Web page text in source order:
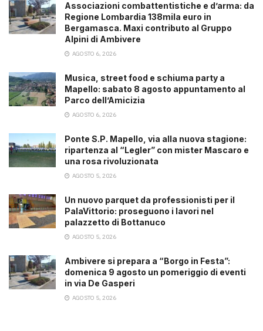
Associazioni combattentistiche e d’arma: da
Regione Lombardia 138mila euro in
Bergamasca. Maxi contributo al Gruppo
Alpini di Ambivere
AGOSTO 6, 2026
Musica, street food e schiuma party a
Mapello: sabato 8 agosto appuntamento al
Parco dell’Amicizia
AGOSTO 6, 2026
Ponte S.P. Mapello, via alla nuova stagione:
ripartenza al “Legler” con mister Mascaro e
una rosa rivoluzionata
AGOSTO 5, 2026
Un nuovo parquet da professionisti per il
PalaVittorio: proseguono i lavori nel
palazzetto di Bottanuco
AGOSTO 5, 2026
Ambivere si prepara a “Borgo in Festa”:
domenica 9 agosto un pomeriggio di eventi
in via De Gasperi
AGOSTO 5, 2026